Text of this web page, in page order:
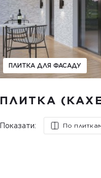
ПЛИТКА ДЛЯ ФАСАДУ
ПЛИТКА
Показати: По